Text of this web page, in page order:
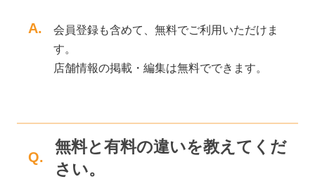
A.
会員登録も含めて、無料でご利用いただけま
す。
店舗情報の掲載・編集は無料でできます。
Q.
無料と有料の違いを教えてくだ
さい。